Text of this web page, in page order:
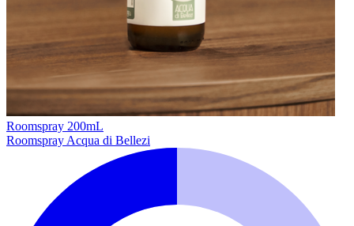
Roomspray 200mL
Roomspray Acqua di Bellezi